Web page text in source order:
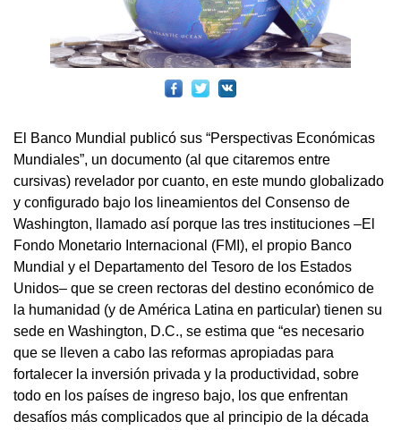
El Banco Mundial publicó sus “Perspectivas Económicas
Mundiales”, un documento (al que citaremos entre
cursivas) revelador por cuanto, en este mundo globalizado
y configurado bajo los lineamientos del Consenso de
Washington, llamado así porque las tres instituciones –El
Fondo Monetario Internacional (FMI), el propio Banco
Mundial y el Departamento del Tesoro de los Estados
Unidos– que se creen rectoras del destino económico de
la humanidad (y de América Latina en particular) tienen su
sede en Washington, D.C., se estima que “es necesario
que se lleven a cabo las reformas apropiadas para
fortalecer la inversión privada y la productividad, sobre
todo en los países de ingreso bajo, los que enfrentan
desafíos más complicados que al principio de la década